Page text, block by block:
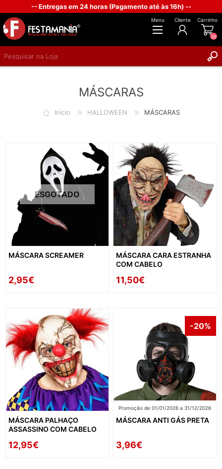
-- Entregas em 24 horas (Pagamento até às 16h) --
Menu Cliente Carrinho
(0)
MÁSCARAS
Início HALLOWEEN MÁSCARAS
ESGOTADO
MÁSCARA SCREAMER
2,95€
MÁSCARA CARA ESTRANHA
COM CABELO
11,50€
MÁSCARA PALHAÇO
ASSASSINO COM CABELO
12,95€
-20%
Promoção de 01/01/2026 a 31/12/2026
MÁSCARA ANTI GÁS PRETA
3,96€